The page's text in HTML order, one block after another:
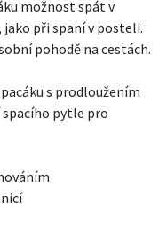
možnost spát v
při spaní v posteli.
pohodě na cestách.
s prodloužením
pytle pro